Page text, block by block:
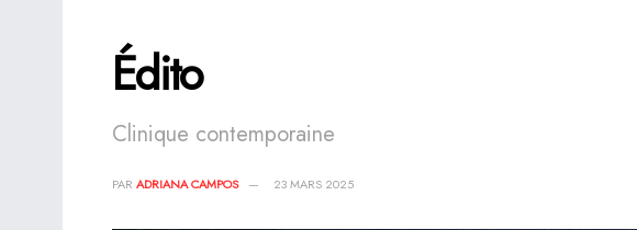
Édito
Clinique contemporaine
PAR ADRIANA CAMPOS 23 MARS 2025